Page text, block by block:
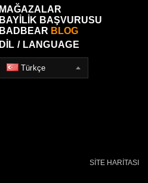
MAĞAZALAR
BAYİLİK BAŞVURUSU
BADBEAR BLOG
DİL / LANGUAGE
Türkçe
SİTE HARİTASI